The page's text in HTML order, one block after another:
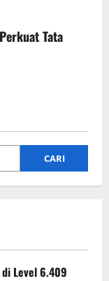
Tata
CARI
Level 6.409